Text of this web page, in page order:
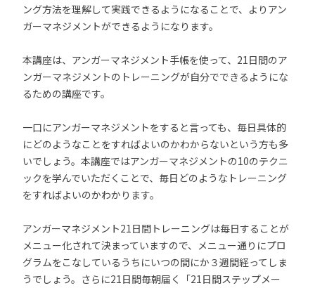
ング方法を理解して実践できるようになることで、よりアン
ガーマネジメントができるようになります。
本講座は、アンガーマネジメント手帳を使って、21日間のア
ンガーマネジメントのトレーニングが自分でできるようにな
るための講座です。
一口にアンガーマネジメントをすると言っても、毎日具体的
にどのようなことをすればよいのかわからないという方も多
いでしょう。本講座ではアンガーマネジメントの10のテクニ
ックを学んでいただくことで、毎日どのようなトレーニング
をすればよいのかわかります。
アンガーマネジメント21日間トレーニングは毎日することが
メニュー化されて決まっていますので、メニュー通りにプロ
グラムをこなしているうちにいつの間にか３週間経ってしま
うでしょう。さらに21日間毎朝届く「21日間ステップメー